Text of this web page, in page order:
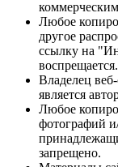
Любое
другое
ссылку на
воспрещается.
Владелец
является
Любое
фотографий
запрещено.